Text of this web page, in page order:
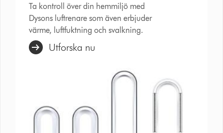
Ta kontroll över din hemmiljö med
Dysons luftrenare som även erbjuder
värme, luftfuktning och svalkning.
Utforska nu